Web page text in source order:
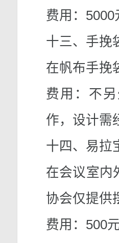
费用：5000
十三、手挽
在帆布手挽
费用：不
作，设计需
十四、易拉
在会议室内
协会仅提供
费用：500